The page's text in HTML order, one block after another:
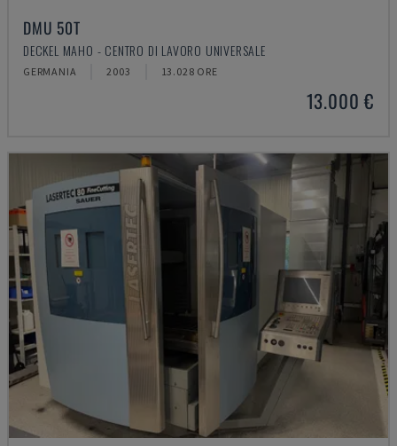
DMU 50T
DECKEL MAHO - CENTRO DI LAVORO UNIVERSALE
GERMANIA 2003 13.028 ORE
13.000 €